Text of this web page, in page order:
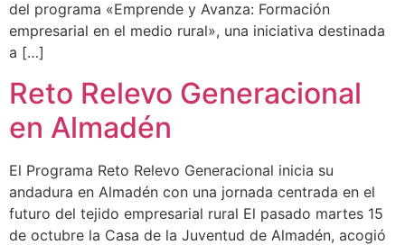
del programa «Emprende y Avanza: Formación
empresarial en el medio rural», una iniciativa destinada
a […]
Reto Relevo Generacional
en Almadén
El Programa Reto Relevo Generacional inicia su
andadura en Almadén con una jornada centrada en el
futuro del tejido empresarial rural El pasado martes 15
de octubre la Casa de la Juventud de Almadén, acogió